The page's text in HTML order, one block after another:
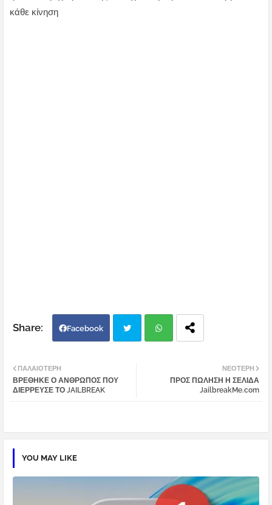
κάθε κίνηση
Facebook
ΝΕΌΤΕΡΗ
ΠΡΟΣ ΠΩΛΗΣΗ Η ΣΕΛΙΔΑ
JailbreakMe.com
ΠΑΛΑΙΌΤΕΡΗ
ΒΡΕΘΗΚΕ Ο ΑΝΘΡΩΠΟΣ ΠΟΥ
ΔΙΕΡΡΕΥΣΕ ΤΟ JAILBREAK
YOU MAY LIKE